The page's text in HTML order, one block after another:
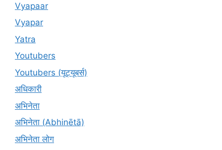
Vyapaar
Vyapar
Yatra
Youtubers
Youtubers (यूट्यूबर्स)
अधिकारी
अभिनेता
अभिनेता (Abhinētā)
अभिनेता लोग